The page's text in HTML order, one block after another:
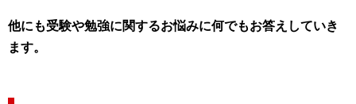
他にも受験や勉強に関するお悩みに何でもお答えしていき
ます。